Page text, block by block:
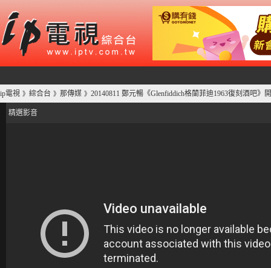
ip電視 》 綜合台 》 那傳媒 》 20140811 鄭元暢《Glenfiddich格蘭菲迪1963復刻酒吧》
精選影音